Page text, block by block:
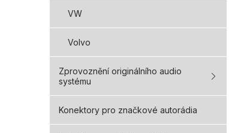
VW
Volvo
Zprovoznění originálního audio
systému
Konektory pro značkové autorádia